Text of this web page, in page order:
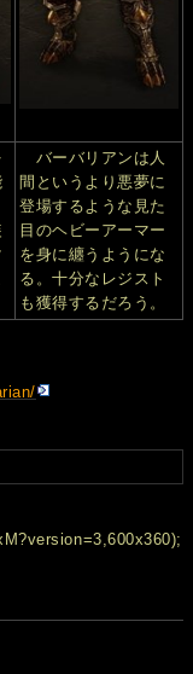
バーバリアンは人
間というより悪夢に
登場するような見た
目のヘビーアーマー
を身に纏うようにな
る。十分なレジスト
も獲得するだろう。